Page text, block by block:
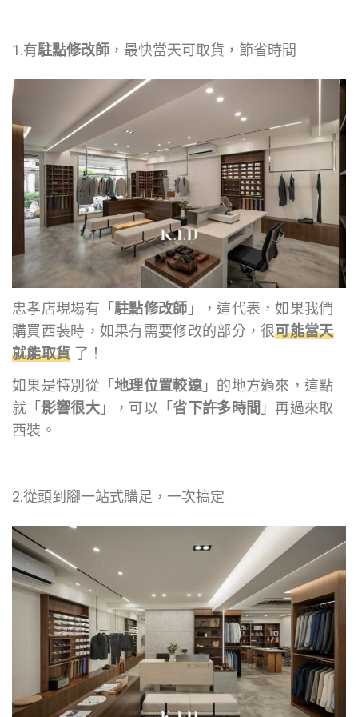
1.有駐點修改師 ，最快當天可取貨，節省時間
忠孝店現場有「駐點修改師 」，這代表，如果我們
購買西裝時，如果有需要修改的部分，很可能當天
就能取貨 了！
如果是特別從「地理位置較遠」的地方過來，這點
就「 影響很大」，可以「省下許多時間 」再過來取
西裝。
2.從頭到腳一站式購足，一次搞定